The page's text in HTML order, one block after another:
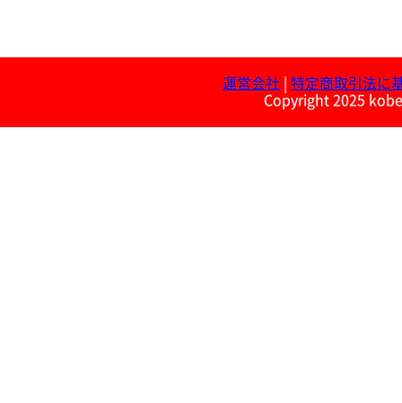
運営会社
特定商取引法に
Copyright 2025